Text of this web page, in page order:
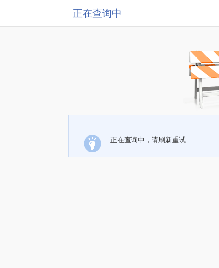
正在查询中
正在查询中，请刷新重试